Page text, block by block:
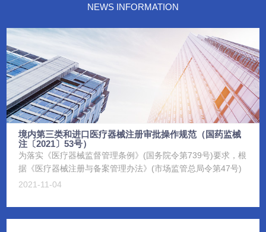
NEWS INFORMATION
境内第三类和进口医疗器械注册审批操作规范（国药监械
注〔2021〕53号）
为落实《医疗器械监督管理条例》(国务院令第739号)要求，根
据《医疗器械注册与备案管理办法》(市场监管总局令第47号)
《体外诊断试剂注册与备案管理办法》(市场监管总局令第48
2021-11-04